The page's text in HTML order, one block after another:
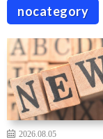
nocategory
2026.08.05